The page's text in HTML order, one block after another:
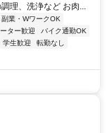
理、洗浄など お肉...
副業・WワークOK
ター歓迎
バイク通勤OK
学生歓迎
転勤なし